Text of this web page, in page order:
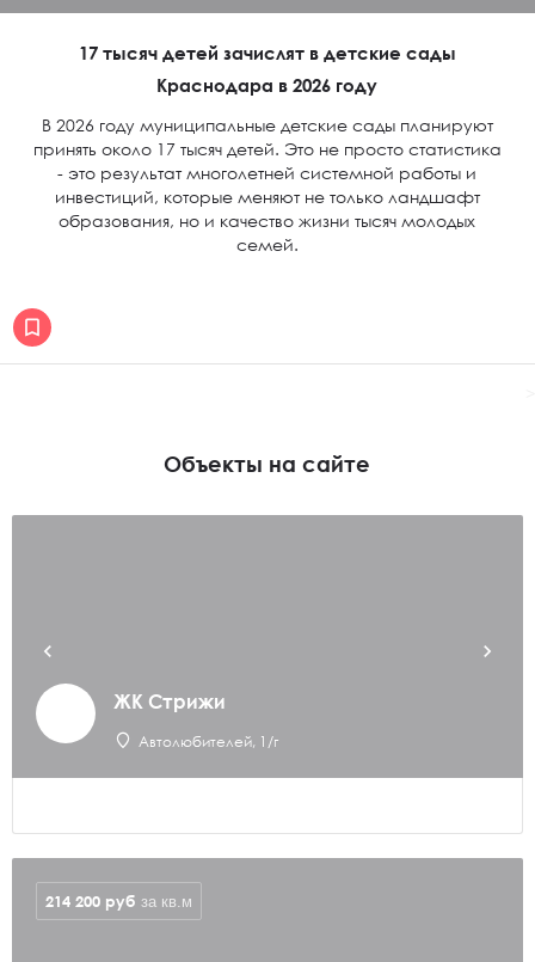
17 тысяч детей зачислят в детские сады
Краснодара в 2026 году
В 2026 году муниципальные детские сады планируют
принять около 17 тысяч детей. Это не просто статистика
- это результат многолетней системной работы и
инвестиций, которые меняют не только ландшафт
образования, но и качество жизни тысяч молодых
семей.
Объекты на сайте
ЖК Стрижи
Автолюбителей, 1/г
214 200 руб за кв.м